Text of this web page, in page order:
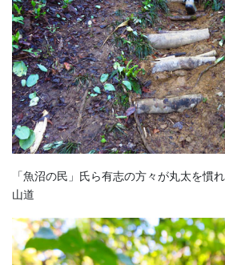
「魚沼の民」氏ら有志の方々が丸太を慣
山道